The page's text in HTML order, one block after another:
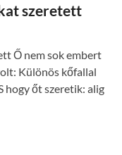
szeretett
Ő nem sok embert
Különös kőfallal
őt szeretik: alig